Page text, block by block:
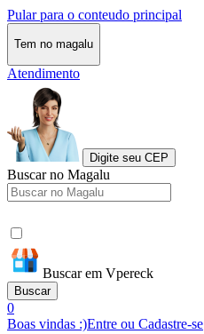
Pular para o conteudo principal
Tem no magalu
Atendimento
Digite seu CEP
Buscar no Magalu
Buscar em Vpereck
Buscar
0
Boas vindas :)Entre ou Cadastre-se